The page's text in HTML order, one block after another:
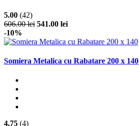
5.00 (42)
606.00 lei 541.00 lei
-10%
Somiera Metalica cu Rabatare 200 x 140
4.75 (4)